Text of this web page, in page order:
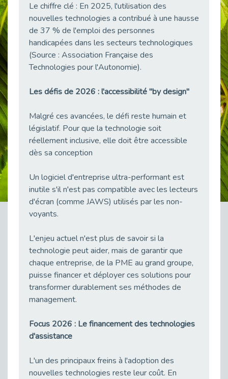
Publié le 30/03/2026
Publié le 30/03/2026
DOETH 2025: Fin de l'écrêtement
Déclarer son handicap à son employeur : un levier professionnel ?
Publié le 23/03/2026
Publié le 23/03/2026
Synergie partenariale pour l'Inclusion Professionnelle chez Orange
Publié le 16/03/2026
Cap Emploi : L'accompagnement EXH c’est quoi ?
Publié le 16/03/2026
Publié le 16/03/2026
Publié le 13/03/2026
Développer la pair-aidance en santé mentale : guide pour les employeurs
Publié le 13/03/2026
Publié le 13/03/2026
Employeurs privés et publics : vigilance face aux démarchages liés à l’OETH en 2026
Le chiffre clé : En 2025, l'utilisation des
nouvelles technologies a contribué à une hausse
de 37 % de l'emploi des personnes
handicapées dans les secteurs technologiques
(Source : Association Française des
Technologies pour l'Autonomie).
Les défis de 2026 : l'accessibilité "by design"
Malgré ces avancées, le défi reste humain et
législatif. Pour que la technologie soit
réellement inclusive, elle doit être accessible
dès sa conception
Un logiciel d'entreprise ultra-performant est
inutile s'il n'est pas compatible avec les lecteurs
d'écran (comme JAWS) utilisés par les non-
voyants.
L'enjeu actuel n'est plus de savoir si la
technologie peut aider, mais de garantir que
chaque entreprise, de la PME au grand groupe,
puisse financer et déployer ces solutions pour
transformer durablement ses méthodes de
management.
Focus 2026 : Le financement des technologies
d'assistance
L'un des principaux freins à l'adoption des
nouvelles technologies reste leur coût. En